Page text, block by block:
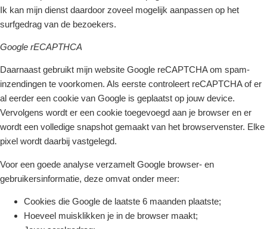
Ik kan mijn dienst daardoor zoveel mogelijk aanpassen op het
surfgedrag van de bezoekers.
Google rECAPTHCA
Daarnaast gebruikt mijn website Google reCAPTCHA om spam-
inzendingen te voorkomen. Als eerste controleert reCAPTCHA of er
al eerder een cookie van Google is geplaatst op jouw device.
Vervolgens wordt er een cookie toegevoegd aan je browser en er
wordt een volledige snapshot gemaakt van het browservenster. Elke
pixel wordt daarbij vastgelegd.
Voor een goede analyse verzamelt Google browser- en
gebruikersinformatie, deze omvat onder meer:
Cookies die Google de laatste 6 maanden plaatste;
Hoeveel muisklikken je in de browser maakt;